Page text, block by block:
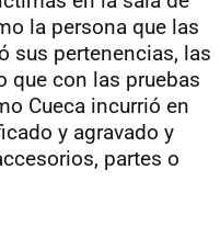
la persona que las
sus pertenencias, las
que con las pruebas
Cueca incurrió en
y agravado y
partes o